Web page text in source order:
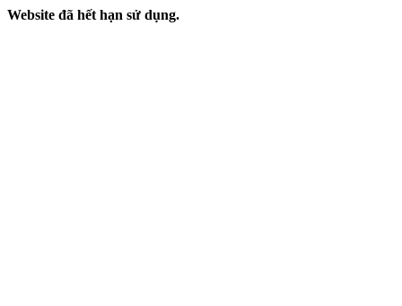
Website đã hết hạn sử dụng.